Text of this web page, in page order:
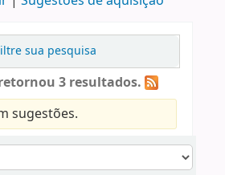
sua pesquisa
3 resultados.
sugestões.